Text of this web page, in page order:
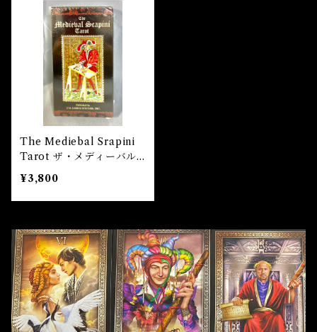
金運 Money
恋愛 Love
干支風水置き物
寅 Tiger
卯 Rabit
辰 Dragon
巳 Snake
午 Horse
ブレスレット Bracelet
仕事 Job
人間関係 Relationship
自己実現 Self-realization
人間関係 Relationships
仕事 Job
スピリチュアル Spiritual
人間関係 RelationShips
恋愛 Love
恋愛 Love
金運 Money
人間関係 Relationships
自己実現 Self-Realization
スピリチュアル Spiritual
バス＆フロアウォッシュ Bath&Floor Wash
護身 Self-Defence
金運 Money
人間関係 Relationships
バスハーブ Bath Herb
恋愛 love
白魔術キット
アミュレット Amulet
仕事
金運
The Mediebal Srapini
Tarot ザ・メディーバル
スラピニタロット
¥3,800